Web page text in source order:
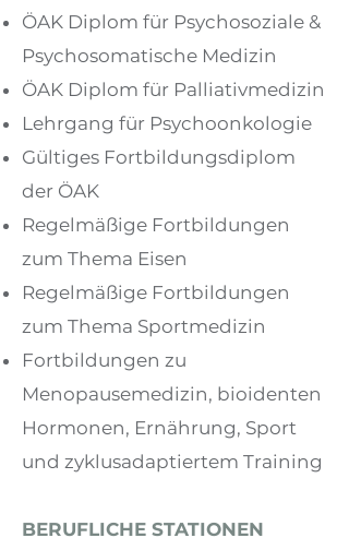
ÖAK Diplom für Psychosoziale &
Psychosomatische Medizin
ÖAK Diplom für Palliativmedizin
Lehrgang für Psychoonkologie
Gültiges Fortbildungsdiplom
der ÖAK
Regelmäßige Fortbildungen
zum Thema Eisen
Regelmäßige Fortbildungen
zum Thema Sportmedizin
​Fortbildungen zu
Menopausemedizin, bioidenten
Hormonen, Ernährung, Sport
und zyklusadaptiertem Training
BERUFLICHE STATIONEN